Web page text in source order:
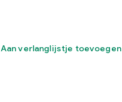
Aan verlanglijstje toevoegen